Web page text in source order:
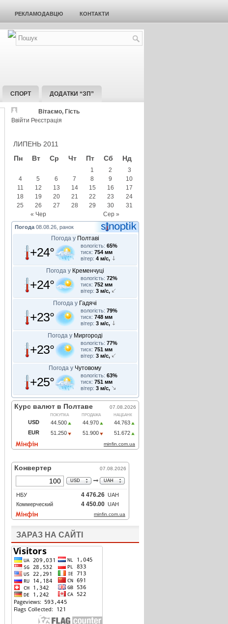
РЕКЛАМОДАВЦЮ КОНТАКТИ
СПОРТ ДОДАТКИ “ЗП”
Вітаємо, Гість
Ввійти Реєстрація
ЛИПЕНЬ 2011
Пн
Вт Ср Чт Пт Сб Нд
« Чер Сер »
1 2
3
4
5 6 7 8 9
10
11
12 13 14 15 16
17
18
19 20 21 22 23
24
25
26 27 28 29 30 31
Погода 08.08.26, ранок
Погода у Полтаві
+24° вологість: 65%
тиск: 754 мм
вітер: 4 м/с,
Погода у Кременчуці
+24° вологість: 72%
тиск: 752 мм
вітер: 3 м/с,
Погода у Гадячі
+23° вологість: 79%
тиск: 748 мм
вітер: 3 м/с,
Погода у Миргороді
+23° вологість: 77%
тиск: 751 мм
вітер: 3 м/с,
Погода у Чутовому
+25° вологість: 63%
тиск: 751 мм
вітер: 3 м/с,
ЗАРАЗ НА САЙТІ